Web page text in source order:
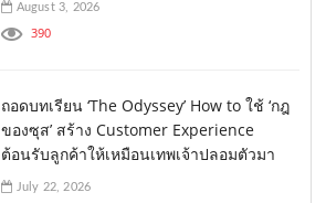
August 3, 2026
390
ถอดบทเรียน ‘The Odyssey’ How to ใช้ ‘กฎ
ของซุส’ สร้าง Customer Experience
ต้อนรับลูกค้าให้เหมือนเทพเจ้าปลอมตัวมา
July 22, 2026